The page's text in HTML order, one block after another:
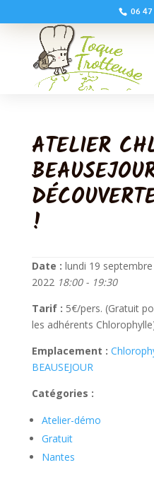
06
ATELIER
!
Date : lundi 19 septembre
2022 18:00 - 19:30
Tarif : 5€/pers. (Gratuit
les adhérents
Emplacement :
BEAUSEJOUR
Catégories :
Atelier-démo
Gratuit
Nantes